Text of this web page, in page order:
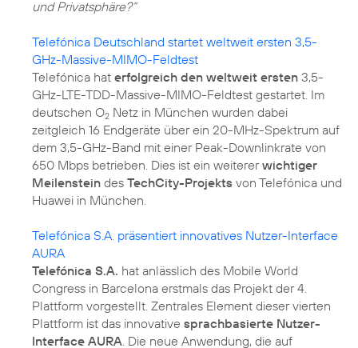
und Privatsphäre?“
Telefónica Deutschland startet weltweit ersten 3,5-
GHz-Massive-MIMO-Feldtest
Telefónica hat erfolgreich den weltweit ersten 3,5-
GHz-LTE-TDD-Massive-MIMO-Feldtest gestartet. Im
deutschen O2 Netz in München wurden dabei
zeitgleich 16 Endgeräte über ein 20-MHz-Spektrum auf
dem 3,5-GHz-Band mit einer Peak-Downlinkrate von
650 Mbps betrieben. Dies ist ein weitererwichtiger
Meilenstein des TechCity-Projekts von Telefónica und
Huawei in München.
Telefónica S.A. präsentiert innovatives Nutzer-Interface
AURA
Telefónica S.A. hat anlässlich des Mobile World
Congress in Barcelona erstmals das Projekt der 4.
Plattform vorgestellt. Zentrales Element dieser vierten
Plattform ist das innovative sprachbasierte Nutzer-
Interface AURA . Die neue Anwendung, die auf